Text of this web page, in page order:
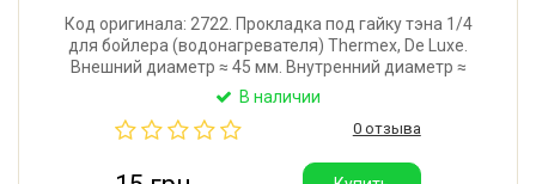
Код оригинала: 2722. Прокладка под гайку тэна 1/4
для бойлера (водонагревателя) Thermex, De Luxe.
Внешний диаметр ≈ 45 мм. Внутренний диаметр ≈
38 мм. Высота прокладки ≈ 7 мм. Материал
В наличии
0 отзыва